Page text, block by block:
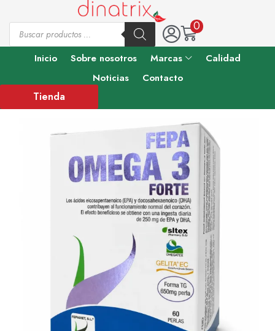
0
Inicio Sobre nosotros Marcas
Calidad
Noticias
Contacto
Tienda